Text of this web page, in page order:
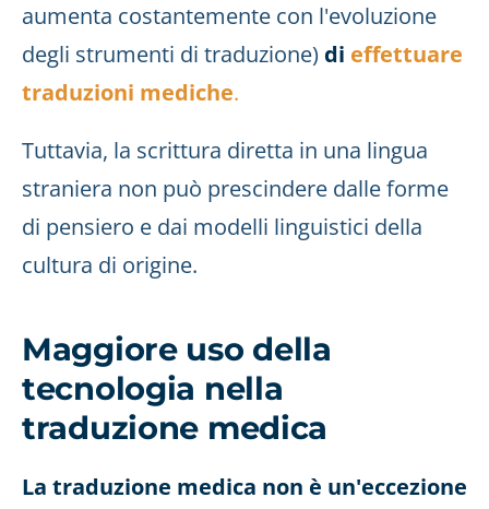
aumenta costantemente con l'evoluzione
degli strumenti di traduzione) di effettuare
traduzioni mediche.
Tuttavia, la scrittura diretta in una lingua
straniera non può prescindere dalle forme
di pensiero e dai modelli linguistici della
cultura di origine.
Maggiore uso della
tecnologia nella
traduzione medica
La traduzione medica non è un'eccezione